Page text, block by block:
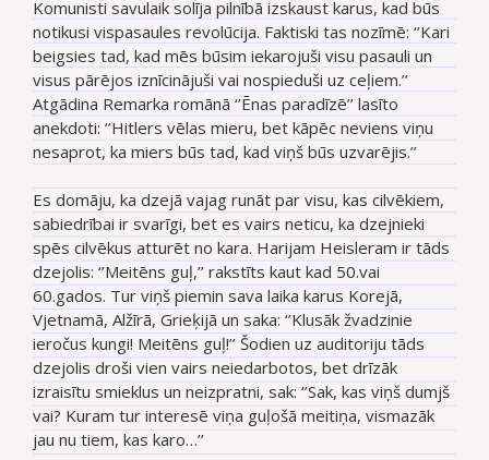
Komunisti savulaik solīja pilnībā izskaust karus, kad būs
notikusi vispasaules revolūcija. Faktiski tas nozīmē: ‘’Kari
beigsies tad, kad mēs būsim iekarojuši visu pasauli un
visus pārējos iznīcinājuši vai nospieduši uz ceļiem.’’
Atgādina Remarka romānā ‘’Ēnas paradīzē’’ lasīto
anekdoti: ‘’Hitlers vēlas mieru, bet kāpēc neviens viņu
nesaprot, ka miers būs tad, kad viņš būs uzvarējis.’’
Es domāju, ka dzejā vajag runāt par visu, kas cilvēkiem,
sabiedrībai ir svarīgi, bet es vairs neticu, ka dzejnieki
spēs cilvēkus atturēt no kara. Harijam Heisleram ir tāds
dzejolis: ‘’Meitēns guļ,’’ rakstīts kaut kad 50.vai
60.gados. Tur viņš piemin sava laika karus Korejā,
Vjetnamā, Alžīrā, Grieķijā un saka: ‘’Klusāk žvadzinie
ieročus kungi! Meitēns guļ!’’ Šodien uz auditoriju tāds
dzejolis droši vien vairs neiedarbotos, bet drīzāk
izraisītu smieklus un neizpratni, sak: ‘’Sak, kas viņš dumjš
vai? Kuram tur interesē viņa guļošā meitiņa, vismazāk
jau nu tiem, kas karo…’’